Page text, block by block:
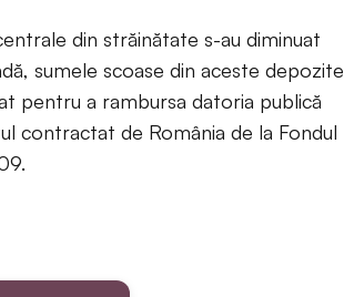
din străinătate s-au diminuat
sumele scoase din aceste depozite
pentru a rambursa datoria publică
contractat de România de la Fondul